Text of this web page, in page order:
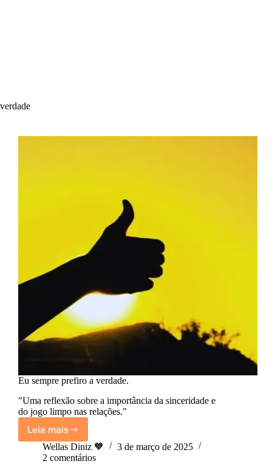
verdade
Eu sempre prefiro a verdade.
"Uma reflexão sobre a importância da sinceridade e
do jogo limpo nas relações."
Leia mais
Eu
sempre
prefiro
Wellas Diniz 🧡
3 de março de 2025
2 comentários